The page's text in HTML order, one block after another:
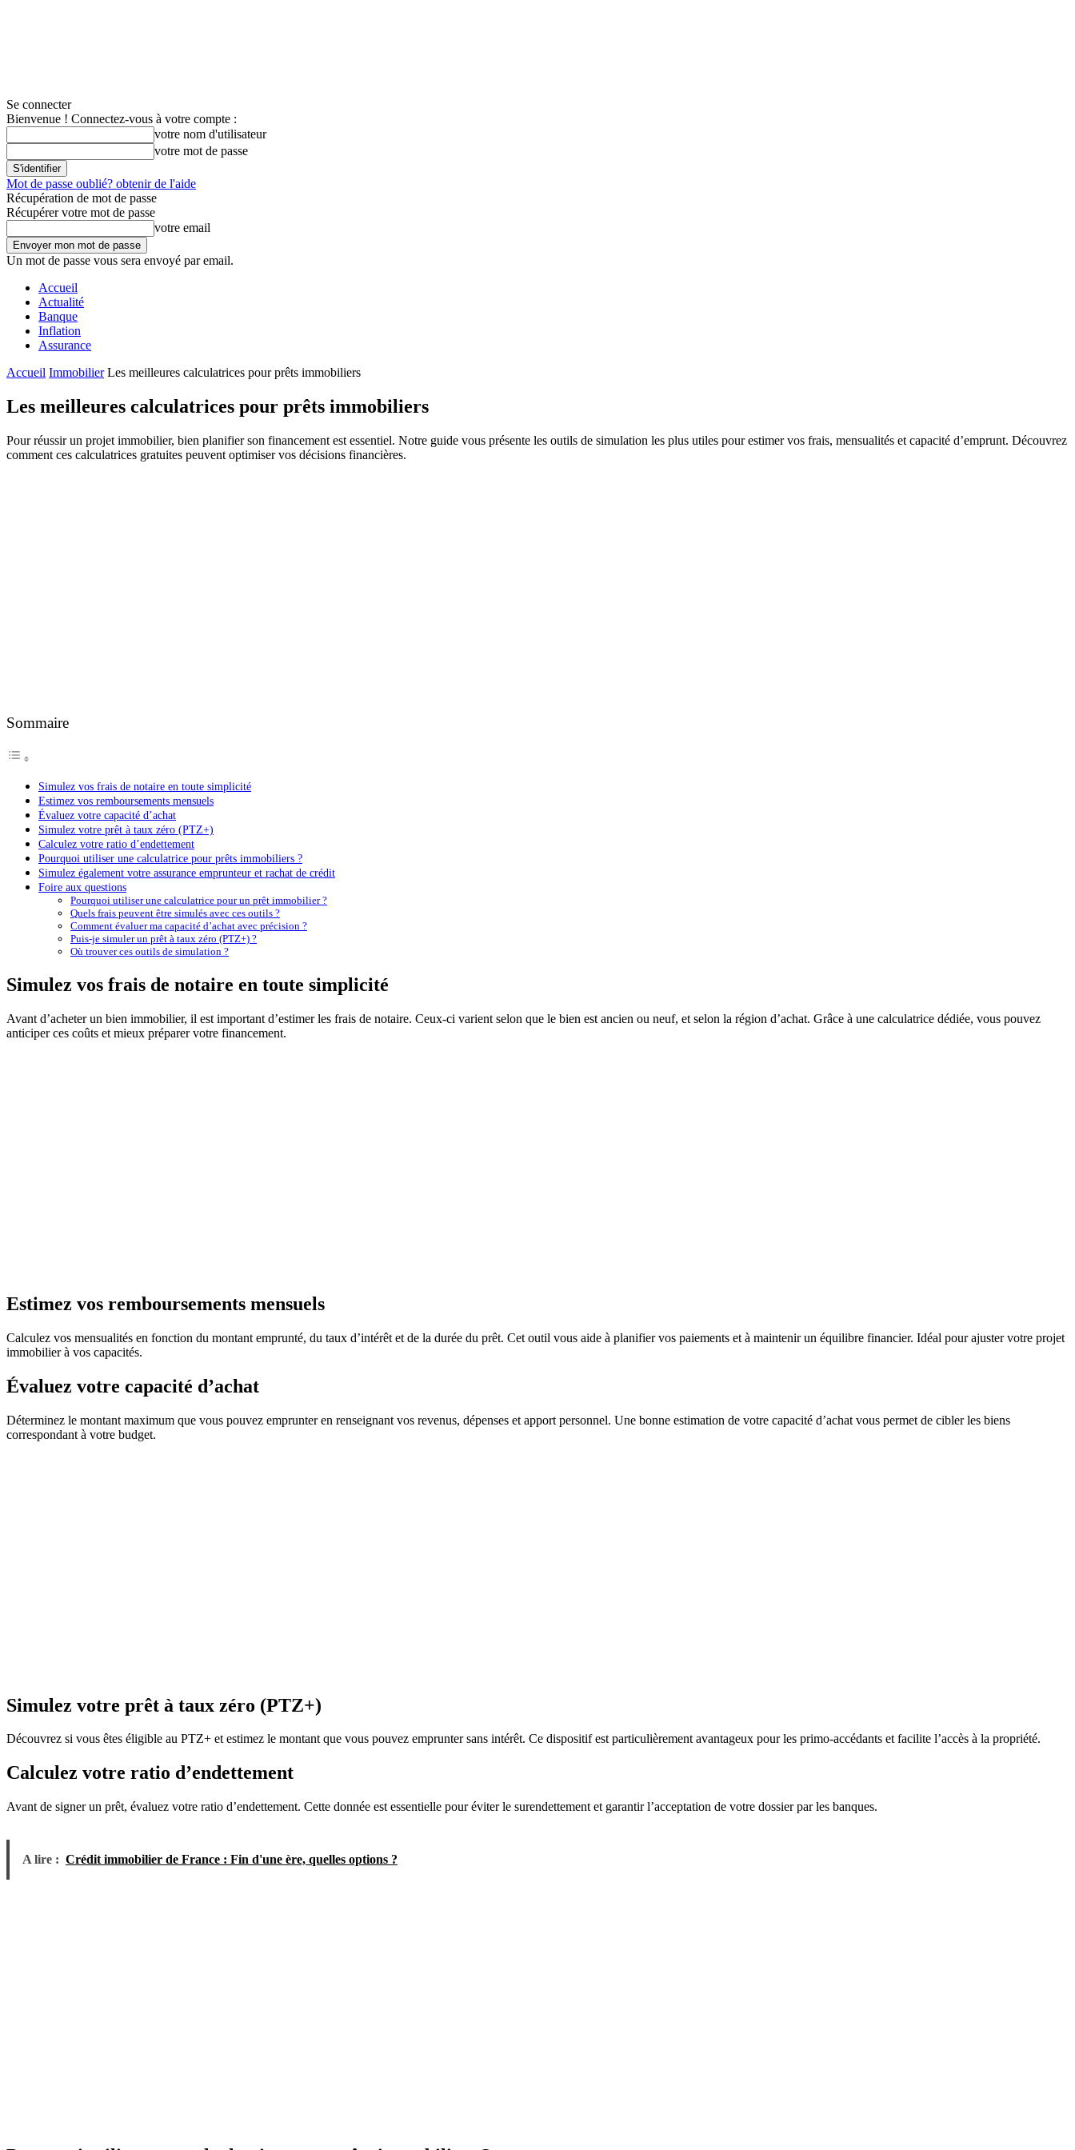
Se connecter
Bienvenue ! Connectez-vous à votre compte :
votre nom d'utilisateur
votre mot de passe
Mot de passe oublié? obtenir de l'aide
Récupération de mot de passe
Récupérer votre mot de passe
votre email
Un mot de passe vous sera envoyé par email.
Accueil
Actualité
Banque
Inflation
Assurance
Accueil Immobilier Les meilleures calculatrices pour prêts immobiliers
Les meilleures calculatrices pour prêts immobiliers
Pour réussir un projet immobilier, bien planifier son financement est essentiel. Notre guide vous présente les outils de simulation les plus utiles pour estimer vos frais, mensualités et capacité d’emprunt. Découvrez
comment ces calculatrices gratuites peuvent optimiser vos décisions financières.
Sommaire
Simulez vos frais de notaire en toute simplicité
Estimez vos remboursements mensuels
Évaluez votre capacité d’achat
Simulez votre prêt à taux zéro (PTZ+)
Calculez votre ratio d’endettement
Pourquoi utiliser une calculatrice pour prêts immobiliers ?
Simulez également votre assurance emprunteur et rachat de crédit
Foire aux questions
Pourquoi utiliser une calculatrice pour un prêt immobilier ?
Quels frais peuvent être simulés avec ces outils ?
Comment évaluer ma capacité d’achat avec précision ?
Puis-je simuler un prêt à taux zéro (PTZ+) ?
Où trouver ces outils de simulation ?
Simulez vos frais de notaire en toute simplicité
Avant d’acheter un bien immobilier, il est important d’estimer les frais de notaire. Ceux-ci varient selon que le bien est ancien ou neuf, et selon la région d’achat. Grâce à une calculatrice dédiée, vous pouvez
anticiper ces coûts et mieux préparer votre financement.
Estimez vos remboursements mensuels
Calculez vos mensualités en fonction du montant emprunté, du taux d’intérêt et de la durée du prêt. Cet outil vous aide à planifier vos paiements et à maintenir un équilibre financier. Idéal pour ajuster votre projet
immobilier à vos capacités.
Évaluez votre capacité d’achat
Déterminez le montant maximum que vous pouvez emprunter en renseignant vos revenus, dépenses et apport personnel. Une bonne estimation de votre capacité d’achat vous permet de cibler les biens
correspondant à votre budget.
Simulez votre prêt à taux zéro (PTZ+)
Découvrez si vous êtes éligible au PTZ+ et estimez le montant que vous pouvez emprunter sans intérêt. Ce dispositif est particulièrement avantageux pour les primo-accédants et facilite l’accès à la propriété.
Calculez votre ratio d’endettement
Avant de signer un prêt, évaluez votre ratio d’endettement. Cette donnée est essentielle pour éviter le surendettement et garantir l’acceptation de votre dossier par les banques.
A lire : Crédit immobilier de France : Fin d'une ère, quelles options ?